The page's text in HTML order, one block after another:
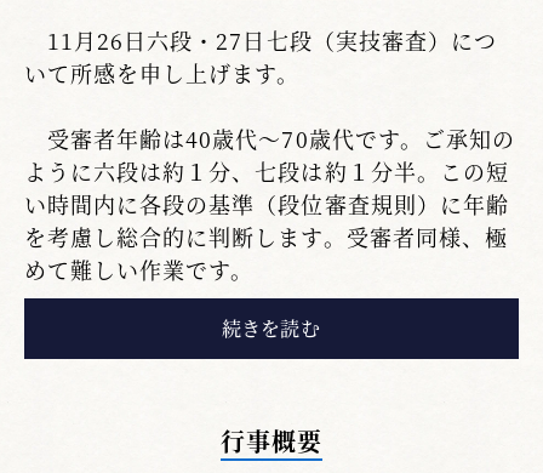
11月26日六段・27日七段（実技審査）につ
いて所感を申し上げます。
受審者年齢は40歳代～70歳代です。ご承知の
ように六段は約１分、七段は約１分半。この短
い時間内に各段の基準（段位審査規則）に年齢
を考慮し総合的に判断します。受審者同様、極
めて難しい作業です。
以前寸評で述べたように総合的とは ①着装や
構え ②攻め（気力・気勢）③間合・機会 ④打
勢のまとめ）等です。概ね試合・審判規則の有
効打突の要件・要素です。この総合的基準の密
行事概要